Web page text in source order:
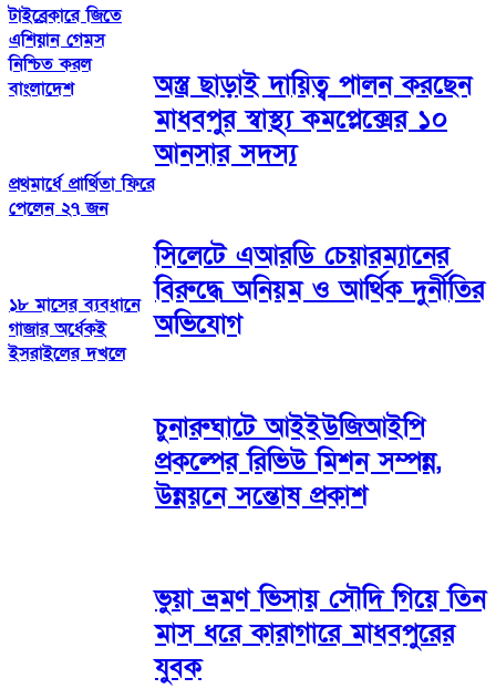
টাইব্রেকারে জিতে
এশিয়ান গেমস
নিশ্চিত করল
বাংলাদেশ
প্রথমার্ধে প্রার্থিতা ফিরে
পেলেন ২৭ জন
১৮ মাসের ব্যবধানে
গাজার অর্ধেকই
ইসরাইলের দখলে
অস্ত্র ছাড়াই দায়িত্ব পালন করছেন
মাধবপুর স্বাস্থ্য কমপ্লেক্সের ১০
আনসার সদস্য
সিলেটে এআরডি চেয়ারম্যানের
বিরুদ্ধে অনিয়ম ও আর্থিক দুর্নীতির
অভিযোগ
চুনারুঘাটে আইইউজিআইপি
প্রকল্পের রিভিউ মিশন সম্পন্ন,
উন্নয়নে সন্তোষ প্রকাশ
ভুয়া ভ্রমণ ভিসায় সৌদি গিয়ে তিন
মাস ধরে কারাগারে মাধবপুরের
যুবক